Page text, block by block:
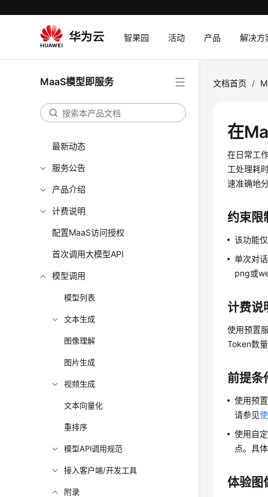
智果园 活动 产品 解决方
MaaS模型即服务
最新动态
服务公告
产品介绍
计费说明
配置MaaS访问授权
首次调用大模型API
模型调用
模型列表
文本生成
图像理解
图片生成
视频生成
文本向量化
重排序
模型API调用规范
接入客户端/开发工具
附录
文档首页 /
在
在日常工
工处理耗
速准确地
约束限
该功能
单次对
png或
计费说
使用预置
Token数
前提条
使用预
请参见
使用自
点。具
体验图